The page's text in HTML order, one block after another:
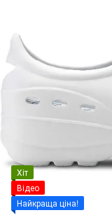
Хіт
Відео
Найкраща ціна!